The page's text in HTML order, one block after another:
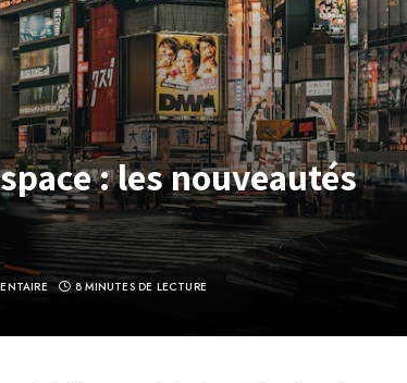
: les nouveautés
8 MINUTES DE LECTURE